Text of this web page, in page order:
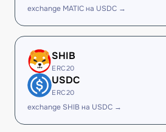
exchange MATIC на USDC →
SHIB
ERC20
USDC
ERC20
exchange SHIB на USDC →